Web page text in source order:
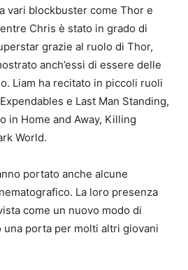
vari blockbuster come Thor e
Chris è stato in grado di
grazie al ruolo di Thor,
anch’essi di essere delle
Liam ha recitato in piccoli ruoli
e Last Man Standing,
in Home and Away, Killing
World.
portato anche alcune
La loro presenza
come un nuovo modo di
porta per molti altri giovani